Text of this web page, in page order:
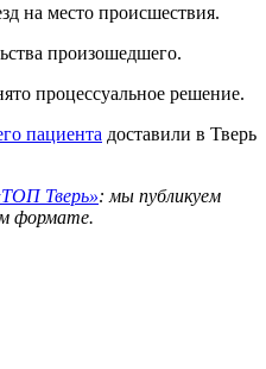
на место происшествия.
произошедшего.
процессуальное решение.
пациента доставили в Тверь
Тверь»: мы публикуем
формате.